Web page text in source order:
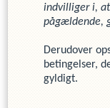
indvilliger i, at
pågældende,
Derudover
betingelser,
gyldigt.